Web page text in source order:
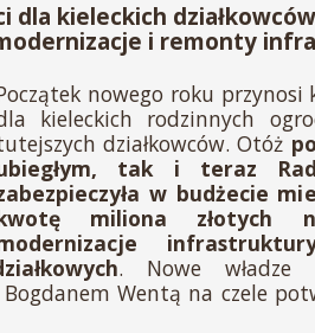
dla kieleckich
i remonty
nowego roku przynosi
kieleckich rodzinnych
działkowców. Otóż
tak i teraz
w budżecie
miliona złotych
. Nowe władze
Wentą na czele